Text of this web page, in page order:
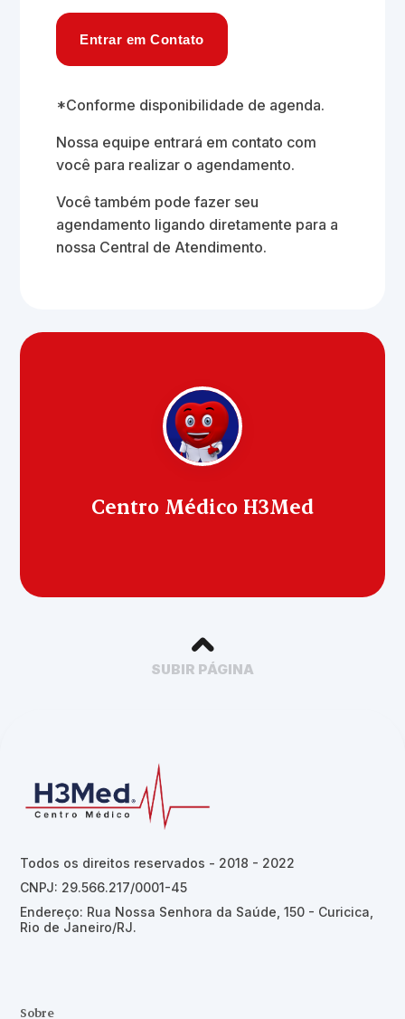
Entrar em Contato
*Conforme disponibilidade de agenda.
Nossa equipe entrará em contato com
você para realizar o agendamento.
Você também pode fazer seu
agendamento ligando diretamente para a
nossa Central de Atendimento.
Centro Médico H3Med
SUBIR PÁGINA
Todos os direitos reservados - 2018 - 2022
CNPJ: 29.566.217/0001-45
Endereço: Rua Nossa Senhora da Saúde, 150 - Curicica,
Rio de Janeiro/RJ.
Sobre